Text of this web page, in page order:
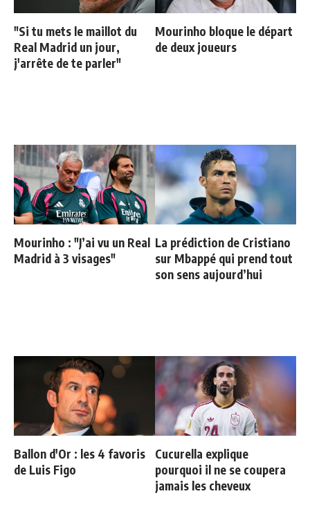
"Si tu mets le maillot du
Real Madrid un jour,
j'arrête de te parler"
Mourinho bloque le départ
de deux joueurs
Mourinho : "J’ai vu un Real
Madrid à 3 visages"
La prédiction de Cristiano
sur Mbappé qui prend tout
son sens aujourd’hui
Ballon d'Or : les 4 favoris
de Luis Figo
Cucurella explique
pourquoi il ne se coupera
jamais les cheveux